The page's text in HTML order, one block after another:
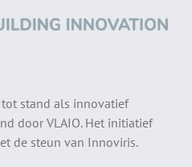
stand als innovatief
door VLAIO. Het initiatief
de steun van Innoviris.